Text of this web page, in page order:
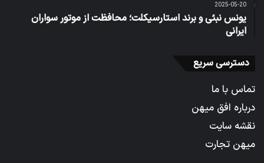
2025-05-20
یونس نبئی و برند استارسیکلت؛ محافظت از موتور سواران
ایرانی
دسترسی سریع
تماس با ما
درباره افق میهن
نقشه سایت
میهن تجارت